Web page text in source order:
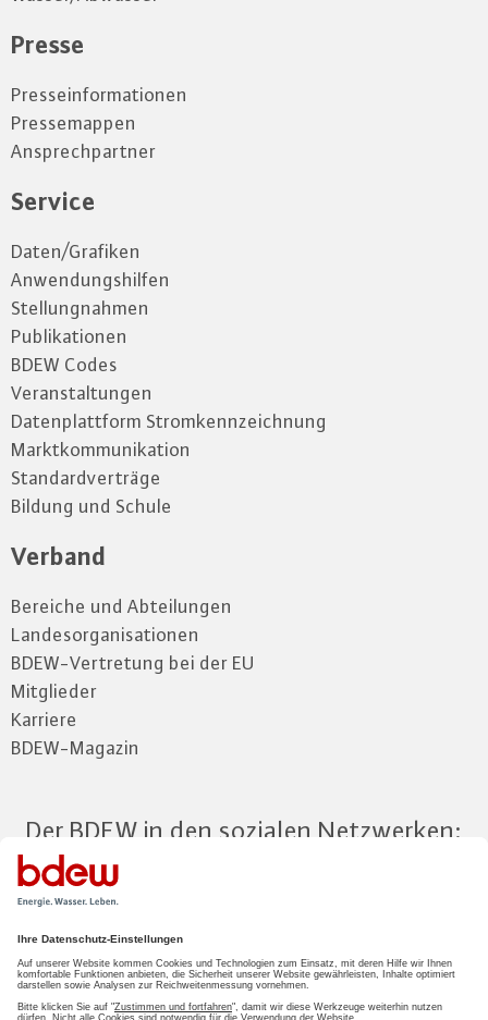
Presse
Presseinformationen
Pressemappen
Ansprechpartner
Service
Daten/Grafiken
Anwendungshilfen
Stellungnahmen
Publikationen
BDEW Codes
Veranstaltungen
Datenplattform Stromkennzeichnung
Marktkommunikation
Standardverträge
Bildung und Schule
Verband
Bereiche und Abteilungen
Landesorganisationen
BDEW-Vertretung bei der EU
Mitglieder
Karriere
BDEW-Magazin
Der BDEW in den sozialen Netzwerken:
Zum Mitgliederbereich